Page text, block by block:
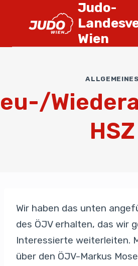
Judo-
Wien
ALLGEMEINES
HSZ
Wir haben das unten
des ÖJV erhalten, das wir
Interessierte weiterleiten.
über den ÖJV-Markus